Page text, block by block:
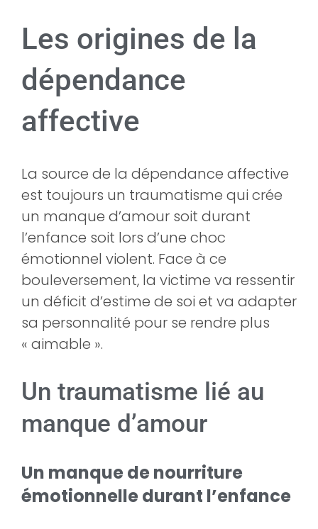
Les origines de la
dépendance
affective
La source de la dépendance affective
est toujours un traumatisme qui crée
un manque d’amour soit durant
l’enfance soit lors d’une choc
émotionnel violent. Face à ce
bouleversement, la victime va ressentir
un déficit d’estime de soi et va adapter
sa personnalité pour se rendre plus
« aimable ».
Un traumatisme lié au
manque d’amour
Un manque de nourriture
émotionnelle durant l’enfance